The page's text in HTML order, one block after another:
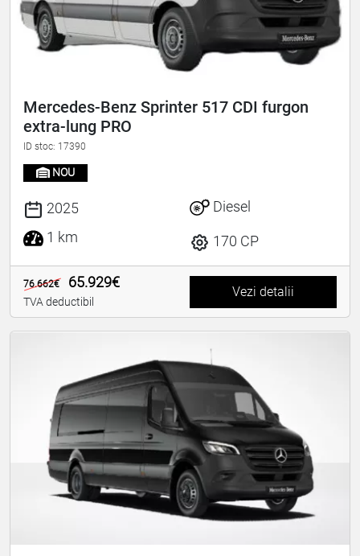
Mercedes-Benz Sprinter 517 CDI furgon
extra-lung PRO
ID stoc: 17390
NOU
2025
1 km
Diesel
170 CP
76.662€ 65.929€
TVA deductibil
Vezi detalii